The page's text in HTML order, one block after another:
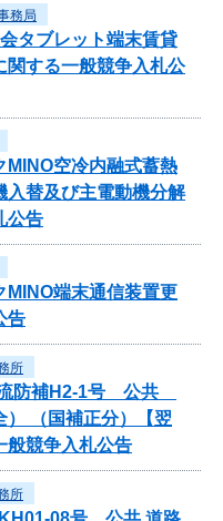
務局
タブレット端末賃貸
関する一般競争入札公
MINO空冷内融式蓄熱
入替及び主電動機分解
公告
MINO端末通信装置更
告
所
流防補H2-1号 公共
） （国補正分）【翌
般競争入札公告
所